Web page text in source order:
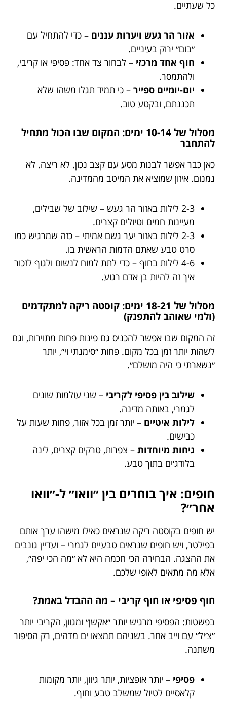
כל שעתיים.
אזור הר געש ויערות עננים – כדי להתחיל עם
״בום״ ירוק בעיניים.
חוף אחד מרכזי – לבחור צד אחד: פסיפי או קריבי,
ולהתמסר.
יום-יומיים ספייר – כי תמיד תגלו משהו שלא
תכננתם, ובקטע טוב.
מסלול של 10-14 ימים: המקום שבו הכול מתחיל
להתחבר
כאן כבר אפשר לבנות מסע עם קצב נכון. לא ריצה. לא
נמנום. איזון שמוציא את המיטב מהמדינה.
2-3 לילות באזור הר געש – שילוב של שבילים,
מעיינות חמים וטיולים קצרים.
2-3 לילות באזור יער גשם אמיתי – כזה שמרגיש כמו
סרט טבע שאתם הדמות הראשית בו.
4-6 לילות בחוף – כדי לתת למוח לנשום ולגוף לזכור
איך זה להיות בן אדם רגוע.
מסלול של 18-21 ימים: קוסטה ריקה למתקדמים
(ולמי שאוהב להתפנק)
זה המקום שבו אפשר להכניס גם פינות פחות מתוירות, וגם
לשהות יותר זמן בכל מקום. פחות ״סימנתי וי״, יותר
״נשארתי כי היה מושלם״.
שילוב בין פסיפי לקריבי – שני עולמות שונים
לגמרי, באותה מדינה.
לילות איטיים – יותר זמן בכל אזור, פחות שעות על
כבישים.
גיחות מיוחדות – צפרות, טרקים קצרים, לינה
בלודג׳ים בתוך טבע.
חופים: איך בוחרים בין ״וואו״ ל-״וואו
אחר״?
יש חופים בקוסטה ריקה שנראים כאילו מישהו ערך אותם
בפילטר, ויש חופים שנראים טבעיים לגמרי – ועדיין גונבים
את ההצגה. הבחירה הכי חכמה היא לא ״מה הכי יפה״,
אלא מה מתאים לאופי שלכם.
חוף פסיפי או חוף קריבי – מה ההבדל באמת?
בפשטות: הפסיפי מרגיש יותר ״אקשן״ ומגוון, הקריבי יותר
״צ׳יל״ עם וייב אחר. בשניהם תמצאו ים מדהים, רק הסיפור
משתנה.
פסיפי – יותר אופציות, יותר גיוון, יותר מקומות
קלאסיים לטיול שמשלב טבע וחוף.